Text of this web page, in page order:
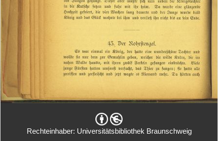
Rechteinhaber: Universitätsbibliothek Braunschweig